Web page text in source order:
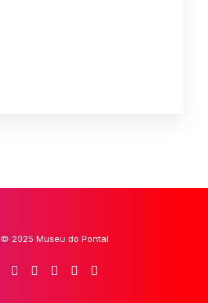
© 2025 Museu do Pontal